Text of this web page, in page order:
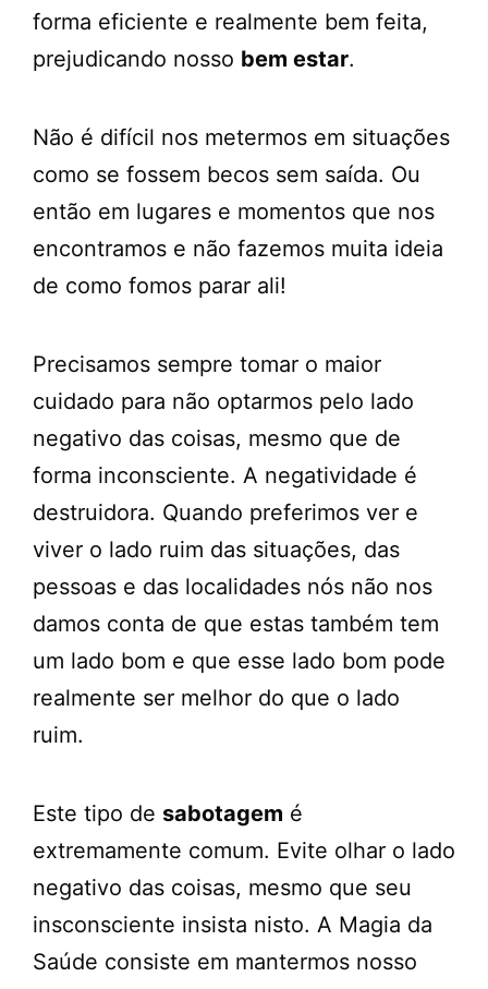
forma eficiente e realmente bem feita,
prejudicando nosso bem estar.
Não é difícil nos metermos em situações
como se fossem becos sem saída. Ou
então em lugares e momentos que nos
encontramos e não fazemos muita ideia
de como fomos parar ali!
Precisamos sempre tomar o maior
cuidado para não optarmos pelo lado
negativo das coisas, mesmo que de
forma inconsciente. A negatividade é
destruidora. Quando preferimos ver e
viver o lado ruim das situações, das
pessoas e das localidades nós não nos
damos conta de que estas também tem
um lado bom e que esse lado bom pode
realmente ser melhor do que o lado
ruim.
Este tipo de sabotagem é
extremamente comum. Evite olhar o lado
negativo das coisas, mesmo que seu
insconsciente insista nisto. A Magia da
Saúde consiste em mantermos nosso